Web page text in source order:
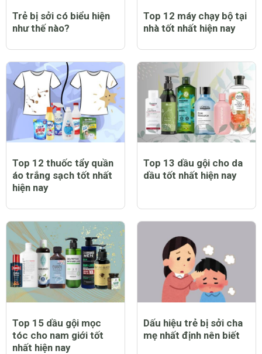
Trẻ bị sởi có biểu hiện
như thế nào?
Top 12 máy chạy bộ tại
nhà tốt nhất hiện nay
Top 12 thuốc tẩy quần
áo trắng sạch tốt nhất
hiện nay
Top 13 dầu gội cho da
dầu tốt nhất hiện nay
Top 15 dầu gội mọc
tóc cho nam giới tốt
nhất hiện nay
Dấu hiệu trẻ bị sởi cha
mẹ nhất định nên biết